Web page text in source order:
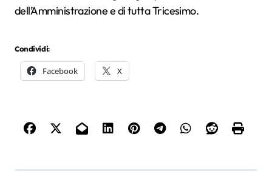
dell’Amministrazione e di tutta Tricesimo.
Condividi:
Facebook X